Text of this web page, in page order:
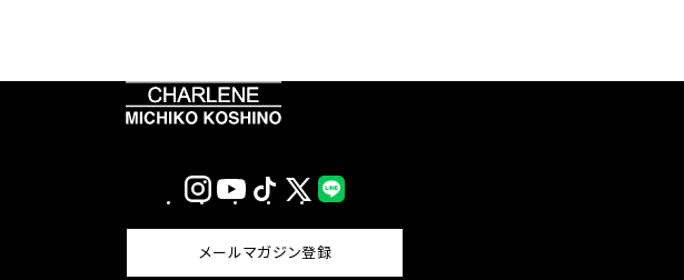
InstagramYouTubeTikTok X
(Twitter)
メールマガジン登録